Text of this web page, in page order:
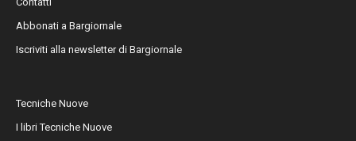
Abbonati a Bargiornale
Iscriviti alla newsletter di Bargiornale
Tecniche Nuove
I libri Tecniche Nuove